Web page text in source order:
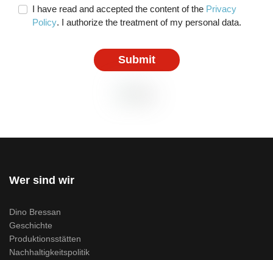
I have read and accepted the content of the Privacy
Policy. I authorize the treatment of my personal data.
Submit
Wer sind wir
Dino Bressan
Geschichte
Produktionsstätten
Nachhaltigkeitspolitik